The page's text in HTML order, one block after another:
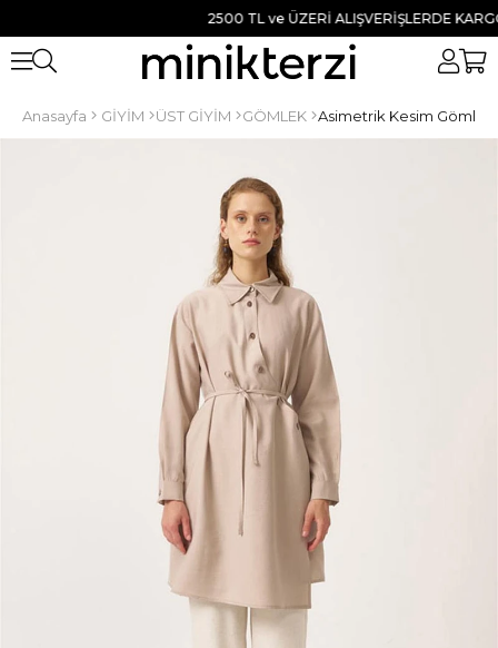
2500 TL ve ÜZERİ ALIŞVERİŞLERDE KARGO
Anasayfa GİYİM ÜST GİYİM GÖMLEK Asimetrik Kesim Gömlek